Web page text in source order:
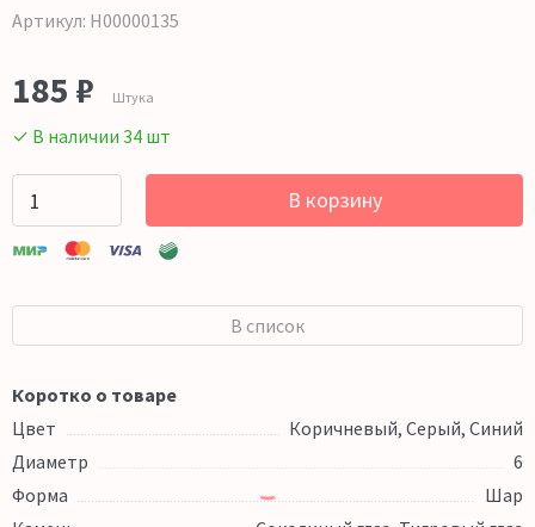
Артикул: Н00000135
185 ₽ Штука
✓ В наличии 34 шт
В корзину
В список
Коротко о товаре
Цвет
Коричневый, Серый, Синий
Диаметр
6
Форма
Шар